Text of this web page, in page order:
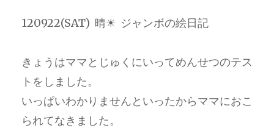
120922(SAT) 晴☀ ジャンボの絵日記
きょうはママとじゅくにいってめんせつのテス
トをしました。
いっぱいわかりませんといったからママにおこ
られてなきました。